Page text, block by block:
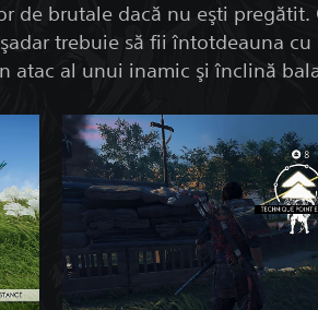
de brutale dacă nu eşti
trebuie să fii întotdeauna cu
atac al unui inamic şi înclină